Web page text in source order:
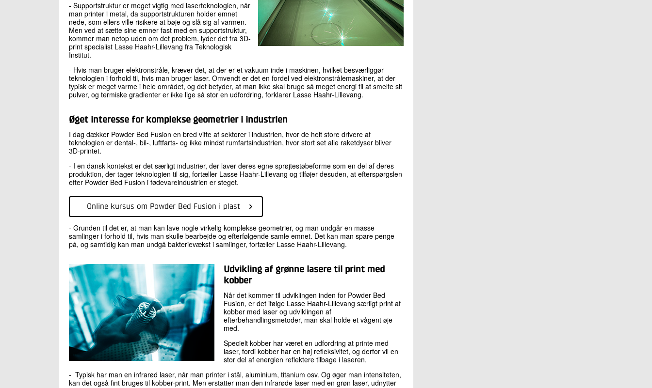
- Supportstruktur er meget vigtig med laserteknologien, når
man printer i metal, da supportstrukturen holder emnet
nede, som ellers ville risikere at bøje og slå sig af varmen.
Men ved at sætte sine emner fast med en supportstruktur,
kommer man netop uden om det problem, lyder det fra 3D-
print specialist Lasse Haahr-Lillevang fra Teknologisk
Institut.
- Hvis man bruger elektronstråle, kræver det, at der er et vakuum inde i maskinen, hvilket besværliggør
teknologien i forhold til, hvis man bruger laser. Omvendt er det en fordel ved elektronstrålemaskiner, at der
typisk er meget varme i hele området, og det betyder, at man ikke skal bruge så meget energi til at smelte sit
pulver, og termiske gradienter er ikke lige så stor en udfordring, forklarer Lasse Haahr-Lillevang.
Øget interesse for komplekse geometrier i industrien
I dag dækker Powder Bed Fusion en bred vifte af sektorer i industrien, hvor de helt store drivere af
teknologien er dental-, bil-, luftfarts- og ikke mindst rumfartsindustrien, hvor stort set alle raketdyser bliver
3D-printet.
- I en dansk kontekst er det særligt industrier, der laver deres egne sprøjtestøbeforme som en del af deres
produktion, der tager teknologien til sig, fortæller Lasse Haahr-Lillevang og tilføjer desuden, at efterspørgslen
efter Powder Bed Fusion i fødevareindustrien er steget.
Online kursus om Powder Bed Fusion i plast
- Grunden til det er, at man kan lave nogle virkelig komplekse geometrier, og man undgår en masse
samlinger i forhold til, hvis man skulle bearbejde og efterfølgende samle emnet. Det kan man spare penge
på, og samtidig kan man undgå bakterievækst i samlinger, fortæller Lasse Haahr-Lillevang.
Udvikling af grønne lasere til print med
kobber
Når det kommer til udviklingen inden for Powder Bed
Fusion, er det ifølge Lasse Haahr-Lillevang særligt print af
kobber med laser og udviklingen af
efterbehandlingsmetoder, man skal holde et vågent øje
med.
Specielt kobber har været en udfordring at printe med
laser, fordi kobber har en høj refleksivitet, og derfor vil en
stor del af energien reflektere tilbage i laseren.
- Typisk har man en infrarød laser, når man printer i stål, aluminium, titanium osv. Og øger man intensiteten,
kan det også fint bruges til kobber-print. Men erstatter man den infrarøde laser med en grøn laser, udnytter